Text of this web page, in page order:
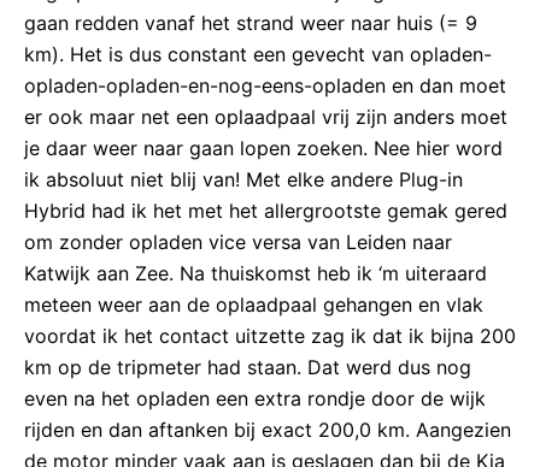
gaan redden vanaf het strand weer naar huis (= 9
km). Het is dus constant een gevecht van opladen-
opladen-opladen-en-nog-eens-opladen en dan moet
er ook maar net een oplaadpaal vrij zijn anders moet
je daar weer naar gaan lopen zoeken. Nee hier word
ik absoluut niet blij van! Met elke andere Plug-in
Hybrid had ik het met het allergrootste gemak gered
om zonder opladen vice versa van Leiden naar
Katwijk aan Zee. Na thuiskomst heb ik ‘m uiteraard
meteen weer aan de oplaadpaal gehangen en vlak
voordat ik het contact uitzette zag ik dat ik bijna 200
km op de tripmeter had staan. Dat werd dus nog
even na het opladen een extra rondje door de wijk
rijden en dan aftanken bij exact 200,0 km. Aangezien
de motor minder vaak aan is geslagen dan bij de Kia